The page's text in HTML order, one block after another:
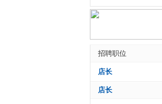
招聘职位
店长
店长